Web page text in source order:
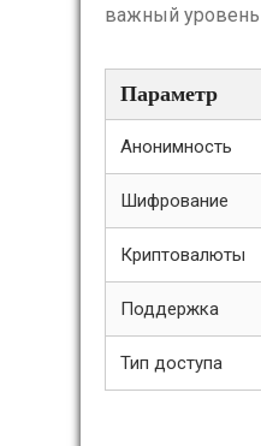
важный уровень
Параметр
Анонимность
Шифрование
Криптовалюты
Поддержка
Тип доступа